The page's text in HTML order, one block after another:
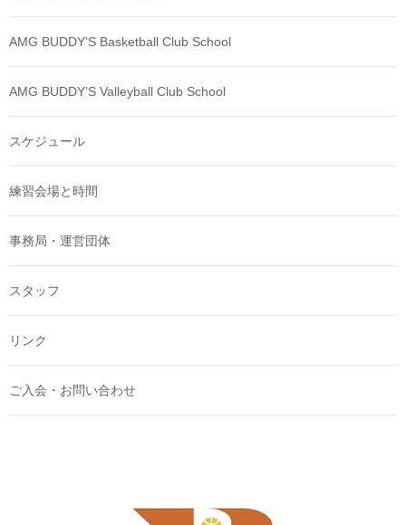
AMG BUDDY’S Basketball Club School
AMG BUDDY’S Valleyball Club School
スケジュール
練習会場と時間
事務局・運営団体
スタッフ
リンク
ご入会・お問い合わせ